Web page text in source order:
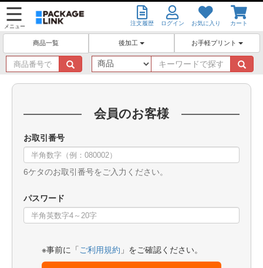
メニュー 注文履歴 ログイン お気に入り カート
商品一覧 後加工 お手軽プリント
商
品
番
キ
ー
ワ
会員のお客様
お取引番号
6ケタのお取引番号をご入力ください。
パスワード
※事前に「 ご利用規約 」をご確認ください。